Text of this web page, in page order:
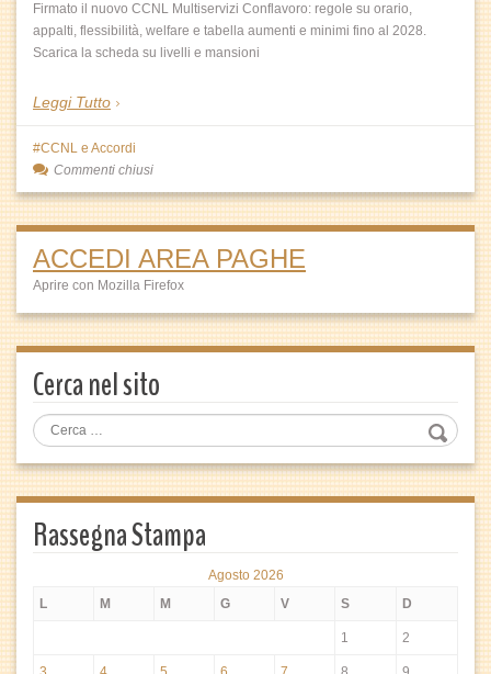
Firmato il nuovo CCNL Multiservizi Conflavoro: regole su orario,
appalti, flessibilità, welfare e tabella aumenti e minimi fino al 2028.
Scarica la scheda su livelli e mansioni
Leggi Tutto
CCNL e Accordi
Commenti chiusi
ACCEDI AREA PAGHE
Aprire con Mozilla Firefox
Cerca nel sito
Rassegna Stampa
Agosto 2026
L
M M G V S D
1 2